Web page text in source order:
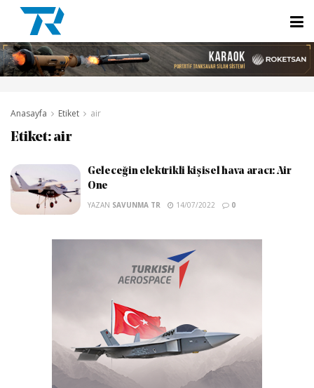
Anasayfa Etiket air
Etiket: air
Geleceğin elektrikli kişisel hava aracı: Air
One
YAZAN SAVUNMA TR 14/07/2022 0